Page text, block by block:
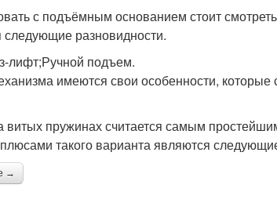
с подъёмным основанием стоит
следующие разновидности.
лифт;Ручной подъем.
имеются свои особенности,
витых пружинах считается самым
такого варианта являются
→